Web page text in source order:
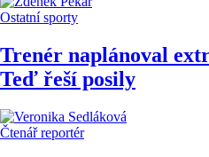
Ostatní sporty
Trenér naplánoval
Teď řeší posily
Čtenář reportér